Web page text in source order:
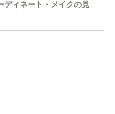
ディネート・メイクの見